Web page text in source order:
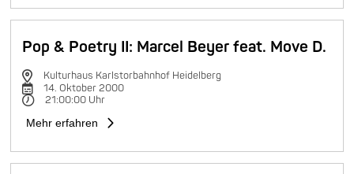
Pop & Poetry II: Marcel Beyer feat. Move D.
Kulturhaus Karlstorbahnhof Heidelberg
14. Oktober 2000
21:00:00 Uhr
Mehr erfahren